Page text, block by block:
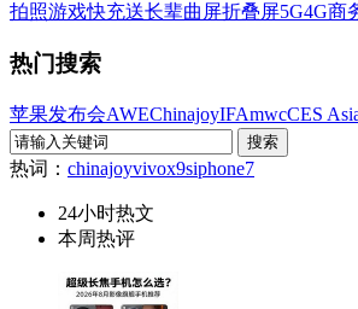
拍照游戏快充送长辈曲屏折叠屏5G4G商
热门搜索
苹果发布会AWEChinajoyIFAmwcCES
热词： chinajoyvivox9siphone7
24小时热文
本周热评